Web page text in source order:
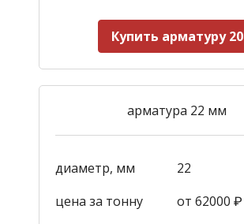
Купить арматуру 20
арматура 22 мм
диаметр, мм
22
цена за тонну
от 62000 ₽